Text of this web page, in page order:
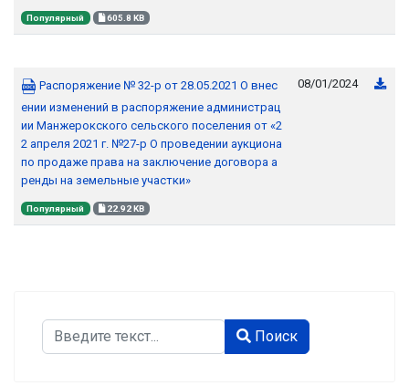
Популярный 605.8 KB
Распоряжение № 32-р от 28.05.2021 О внес
ении изменений в распоряжение администрац
ии Манжерокского сельского поселения от «2
2 апреля 2021 г. №27-р О проведении аукциона
по продаже права на заключение договора а
ренды на земельные участки»
Популярный 22.92 KB
08/01/2024
Поиск
Поиск